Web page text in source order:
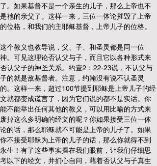
了。如果基督不是一个亲生的儿子，那么上帝也不
是祂的亲父了。这样一来，三位一体论摧毁了上帝
的位格，和我们的主耶稣基督，上帝儿子的位格。
这个教义也教导说，父、子、和圣灵都是同一位
神。可见这理论否认父与子，而且它以各种形式来
否认父子的神圣关系。约壹2：22-23说，不认父与
子的就是敌基督者。注意，约翰没有说不认圣灵
的。这样一来，超过100节提到耶稣是上帝儿子的经
文就都变成谎言了，因为它们说的都不是实话。你
能不能举出任何其他的教义，可以用比喻的方式来
废掉这么多明确的经文的呢？你如果接受三位一体
论的话，那么耶稣就不可能是上帝的儿子了。如果
你不接受耶稣为上帝的儿子的话，那么你就得不到
永生！有了这些事实摆在我们眼前，让我们仔细思
考以下的经文，并扪心自问，藉着否认父与子真生